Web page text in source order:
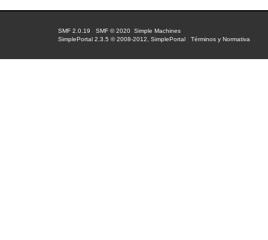
SMF 2.0.19 |SMF © 2020 ,Simple Machines
SimplePortal 2.3.5 © 2008-2012, SimplePortal
|Términos y Normativa